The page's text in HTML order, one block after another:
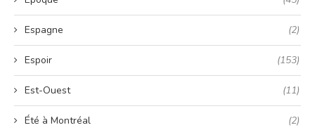
Espagne (2)
Espoir (153)
Est-Ouest (11)
Été à Montréal (2)